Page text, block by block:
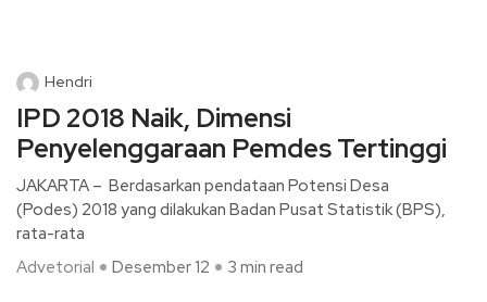
Hendri
IPD 2018 Naik, Dimensi
Penyelenggaraan Pemdes Tertinggi
JAKARTA – Berdasarkan pendataan Potensi Desa
(Podes) 2018 yang dilakukan Badan Pusat Statistik (BPS),
rata-rata
Advetorial
Desember 12 3 min read